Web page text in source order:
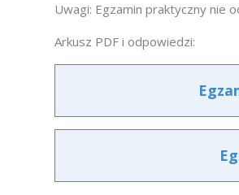
Uwagi: Egzamin praktyczny nie
Arkusz PDF i odpowiedzi: